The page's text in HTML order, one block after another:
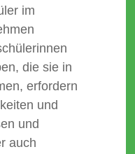
im
die sie in
erfordern
und
und
auch